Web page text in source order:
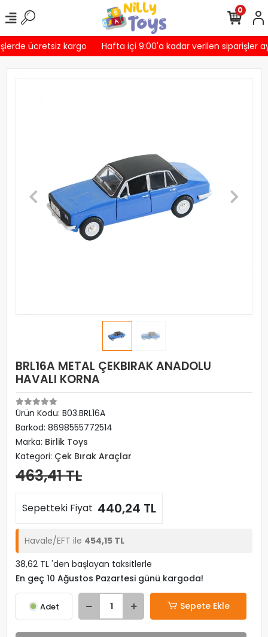
ücretsiz kargo Hafta içi 9:00'a kadar verilen siparişler
0
BRL16A METAL ÇEKBIRAK ANADOLU
HAVALI KORNA
Ürün Kodu: B03.BRL16A
Barkod: 8698555772514
Marka: Birlik Toys
Kategori: Çek Bırak Araçlar
463,41 TL
Sepetteki Fiyat 440,24 TL
Havale/EFT ile 454,15 TL
38,62 TL 'den başlayan taksitlerle
En geç 10 Ağustos Pazartesi günü kargoda!
Adet Sepete Ekle